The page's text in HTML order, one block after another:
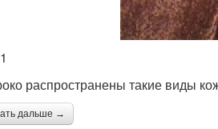
распространены такие виды
дальше →